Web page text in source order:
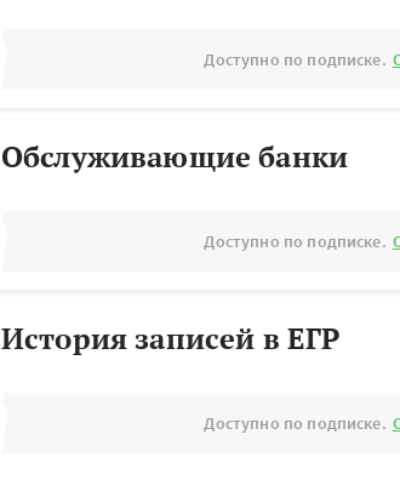
Доступно по подписке.
Обслуживающие банки
Доступно по подписке.
История записей в ЕГР
Доступно по подписке.